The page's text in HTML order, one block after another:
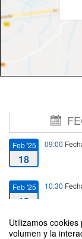
Utilizamos
volumen y la
Feb '25
18
09:00
Feb '25
18
10:30